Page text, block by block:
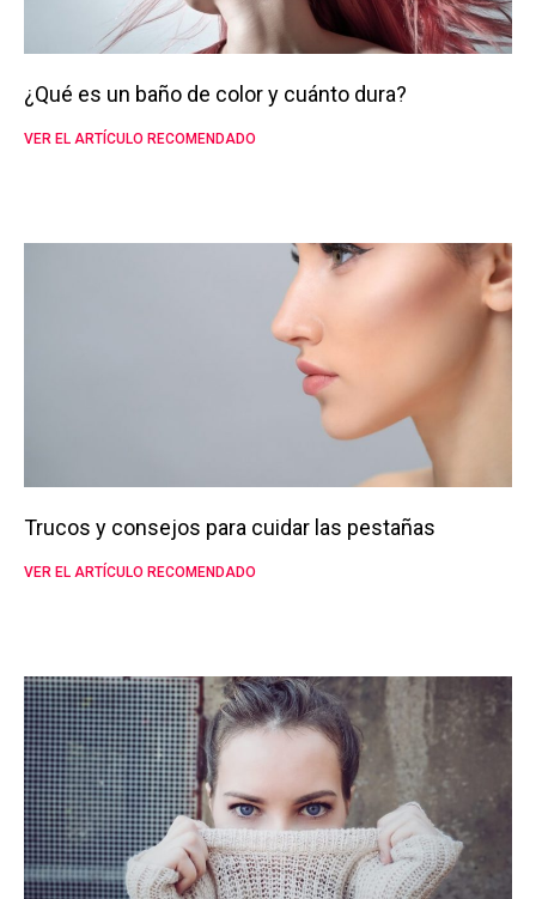
¿Qué es un baño de color y cuánto dura?
VER EL ARTÍCULO RECOMENDADO
Trucos y consejos para cuidar las pestañas
VER EL ARTÍCULO RECOMENDADO